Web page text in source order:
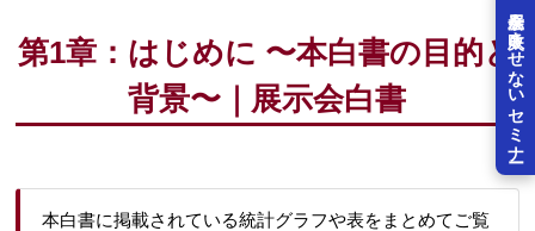
展示会を失敗させないセミナー
第1章：はじめに 〜本白書の目的と
背景〜｜展示会白書
本白書に掲載されている統計グラフや表をまとめてご覧